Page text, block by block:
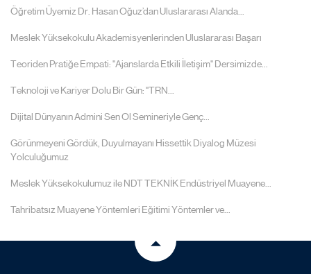
Öğretim Üyemiz Dr. Hasan Oğuz’dan Uluslararası Alanda...
Meslek Yüksekokulu Akademisyenlerinden Uluslararası Başarı
Teoriden Pratiğe Empati: "Ajanslarda Etkili İletişim" Dersimizde...
Teknoloji ve Kariyer Dolu Bir Gün: "TRN...
Dijital Dünyanın Admini Sen Ol Semineriyle Genç...
Görünmeyeni Gördük, Duyulmayanı Hissettik Diyalog Müzesi
Yolculuğumuz
Meslek Yüksekokulumuz ile NDT TEKNİK Endüstriyel Muayene...
Tahribatsız Muayene Yöntemleri Eğitimi Yöntemler ve...